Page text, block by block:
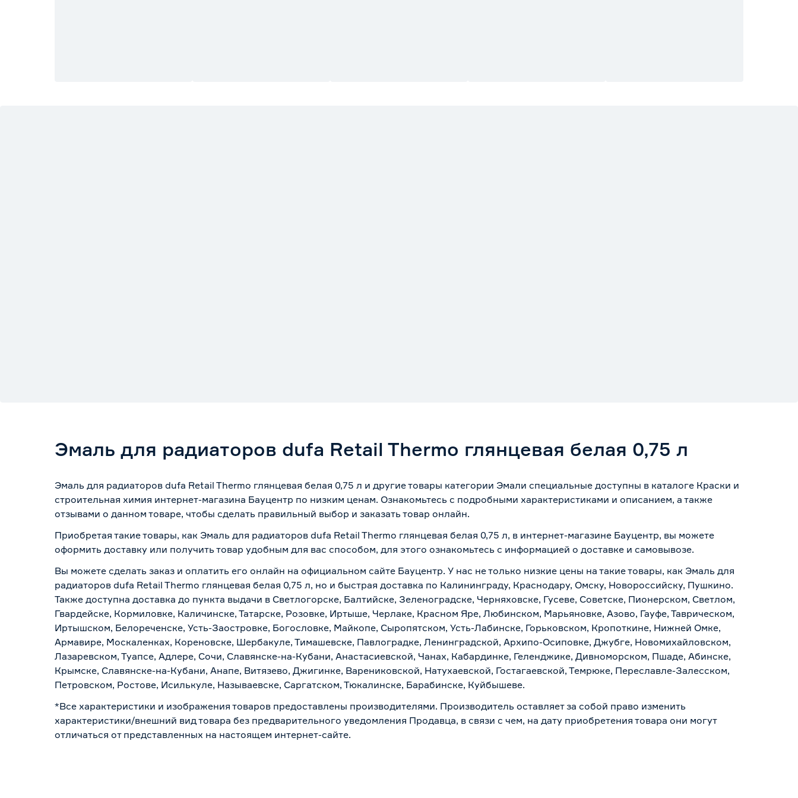
Эмаль для радиаторов dufa Retail Thermo глянцевая белая 0,75 л
Эмаль для радиаторов dufa Retail Thermo глянцевая белая 0,75 л и другие товары категории Эмали специальные доступны в каталоге Краски и
строительная химия интернет-магазина Бауцентр по низким ценам. Ознакомьтесь с подробными характеристиками и описанием, а также
отзывами о данном товаре, чтобы сделать правильный выбор и заказать товар онлайн.
Приобретая такие товары, как Эмаль для радиаторов dufa Retail Thermo глянцевая белая 0,75 л, в интернет-магазине Бауцентр, вы можете
оформить доставку или получить товар удобным для вас способом, для этого ознакомьтесь с информацией о доставке и самовывозе.
Вы можете сделать заказ и оплатить его онлайн на официальном сайте Бауцентр. У нас не только низкие цены на такие товары, как Эмаль для
радиаторов dufa Retail Thermo глянцевая белая 0,75 л, но и быстрая доставка по Калининграду, Краснодару, Омску, Новороссийску, Пушкино.
Также доступна доставка до пункта выдачи в Светлогорске, Балтийске, Зеленоградске, Черняховске, Гусеве, Советске, Пионерском, Светлом,
Гвардейске, Кормиловке, Каличинске, Татарске, Розовке, Иртыше, Черлаке, Красном Яре, Любинском, Марьяновке, Азово, Гауфе, Таврическом,
Иртышском, Белореченске, Усть-Заостровке, Богословке, Майкопе, Сыропятском, Усть-Лабинске, Горьковском, Кропоткине, Нижней Омке,
Армавире, Москаленках, Кореновске, Шербакуле, Тимашевске, Павлоградке, Ленинградской, Архипо-Осиповке, Джубге, Новомихайловском,
Лазаревском, Туапсе, Адлере, Сочи, Славянске-на-Кубани, Анастасиевской, Чанах, Кабардинке, Геленджике, Дивноморском, Пшаде, Абинске,
Крымске, Славянске-на-Кубани, Анапе, Витязево, Джигинке, Варениковской, Натухаевской, Гостагаевской, Темрюке, Переславле-Залесском,
Петровском, Ростове, Исилькуле, Называевске, Саргатском, Тюкалинске, Барабинске, Куйбышеве.
*Все характеристики и изображения товаров предоставлены производителями. Производитель оставляет за собой право изменить
характеристики/внешний вид товара без предварительного уведомления Продавца, в связи с чем, на дату приобретения товара они могут
отличаться от представленных на настоящем интернет-сайте.